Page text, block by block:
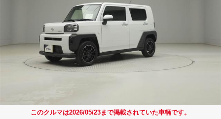
このクルマは2026/05/23まで掲載されていた車輛です。